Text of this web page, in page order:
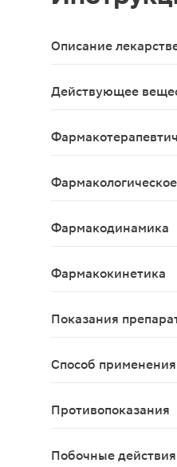
Описание
Таблетки,
Действующее
Фармакодинамика
Фармакокинетика
Приступы мигрени
Показания
Способ применения
Противопоказания
ИБС,
Побочные действия